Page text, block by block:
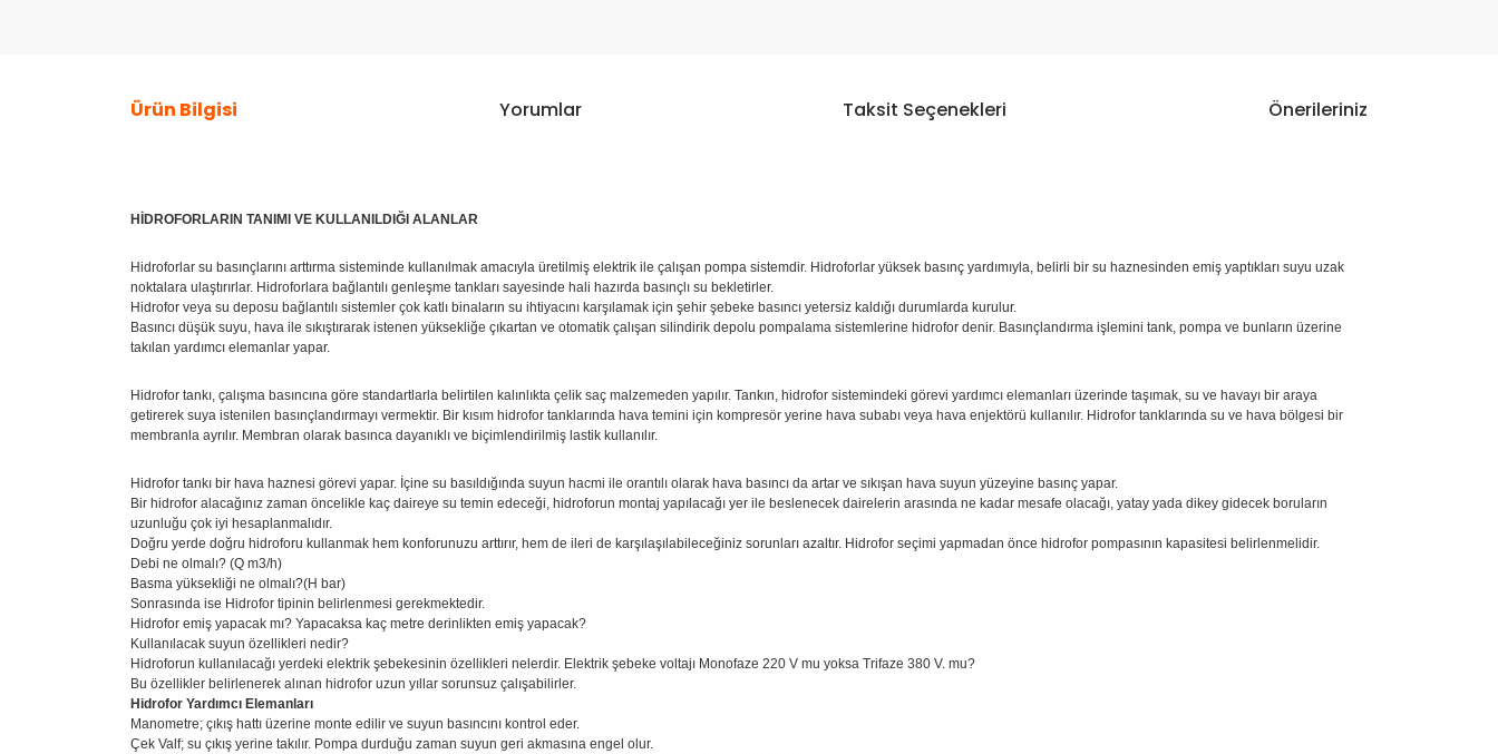
Ürün Bilgisi Yorumlar Taksit Seçenekleri Önerileriniz
HİDROFORLARIN TANIMI VE KULLANILDIĞI ALANLAR
Hidroforlar su basınçlarını arttırma sisteminde kullanılmak amacıyla üretilmiş elektrik ile çalışan pompa sistemdir. Hidroforlar yüksek basınç yardımıyla, belirli bir su haznesinden emiş yaptıkları suyu uzak
noktalara ulaştırırlar. Hidroforlara bağlantılı genleşme tankları sayesinde hali hazırda basınçlı su bekletirler.
Hidrofor veya su deposu bağlantılı sistemler çok katlı binaların su ihtiyacını karşılamak için şehir şebeke basıncı yetersiz kaldığı durumlarda kurulur.
Basıncı düşük suyu, hava ile sıkıştırarak istenen yüksekliğe çıkartan ve otomatik çalışan silindirik depolu pompalama sistemlerine hidrofor denir. Basınçlandırma işlemini tank, pompa ve bunların üzerine
takılan yardımcı elemanlar yapar.
Hidrofor tankı, çalışma basıncına göre standartlarla belirtilen kalınlıkta çelik saç malzemeden yapılır. Tankın, hidrofor sistemindeki görevi yardımcı elemanları üzerinde taşımak, su ve havayı bir araya
getirerek suya istenilen basınçlandırmayı vermektir. Bir kısım hidrofor tanklarında hava temini için kompresör yerine hava subabı veya hava enjektörü kullanılır. Hidrofor tanklarında su ve hava bölgesi bir
membranla ayrılır. Membran olarak basınca dayanıklı ve biçimlendirilmiş lastik kullanılır.
Hidrofor tankı bir hava haznesi görevi yapar. İçine su basıldığında suyun hacmi ile orantılı olarak hava basıncı da artar ve sıkışan hava suyun yüzeyine basınç yapar.
Bir hidrofor alacağınız zaman öncelikle kaç daireye su temin edeceği, hidroforun montaj yapılacağı yer ile beslenecek dairelerin arasında ne kadar mesafe olacağı, yatay yada dikey gidecek boruların
uzunluğu çok iyi hesaplanmalıdır.
Doğru yerde doğru hidroforu kullanmak hem konforunuzu arttırır, hem de ileri de karşılaşılabileceğiniz sorunları azaltır. Hidrofor seçimi yapmadan önce hidrofor pompasının kapasitesi belirlenmelidir.
Debi ne olmalı? (Q m3/h)
Basma yüksekliği ne olmalı?(H bar)
Sonrasında ise Hidrofor tipinin belirlenmesi gerekmektedir.
Hidrofor emiş yapacak mı? Yapacaksa kaç metre derinlikten emiş yapacak?
Kullanılacak suyun özellikleri nedir?
Hidroforun kullanılacağı yerdeki elektrik şebekesinin özellikleri nelerdir. Elektrik şebeke voltajı Monofaze 220 V mu yoksa Trifaze 380 V. mu?
Bu özellikler belirlenerek alınan hidrofor uzun yıllar sorunsuz çalışabilirler.
Hidrofor Yardımcı Elemanları
Manometre; çıkış hattı üzerine monte edilir ve suyun basıncını kontrol eder.
Çek Valf; su çıkış yerine takılır. Pompa durduğu zaman suyun geri akmasına engel olur.